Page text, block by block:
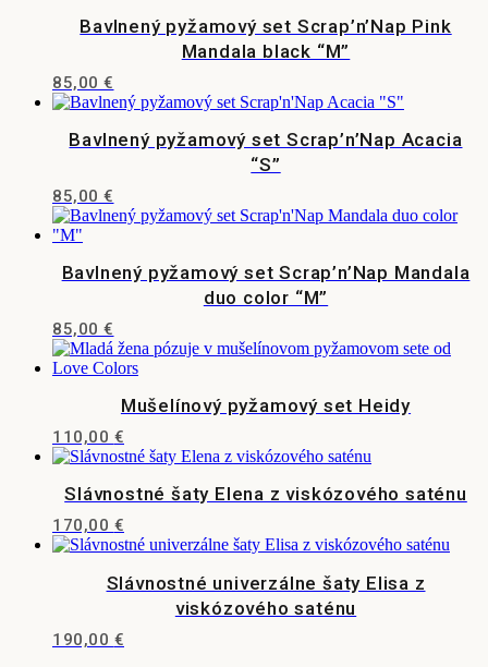
Bavlnený pyžamový set Scrap’n’Nap Pink
Mandala black “M”
85,00 €
Bavlnený pyžamový set Scrap’n’Nap Acacia
“S”
85,00 €
Bavlnený pyžamový set Scrap’n’Nap Mandala
duo color “M”
85,00 €
Mušelínový pyžamový set Heidy
110,00 €
Tento
má
variantov.
Možnosti
na
stránke
Slávnostné šaty Elena z viskózového saténu
170,00 €
Tento
Možnosti
Slávnostné univerzálne šaty Elisa z
viskózového saténu
190,00 €